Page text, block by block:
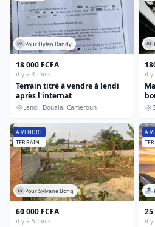
DR Pour Dylan Randy
18 000 FCFA
il y a 4 mois
Terrain titré à vendre à lendi
après l'internat
Lendi, Douala, Cameroun
AI
il y
A VENDRE
TERRAIN
SB Pour Sylvane Bong
60 000 FCFA
il y a 5 mois
A
25
il y